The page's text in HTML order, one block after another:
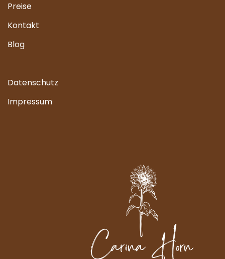
Preise
Kontakt
Blog
Datenschutz
Impressum